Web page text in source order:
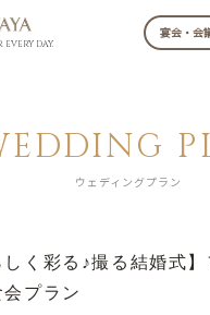
EVERY DAY.
宴会・会
ウェディングプラン
しく彩る♪撮る結婚式
プラン